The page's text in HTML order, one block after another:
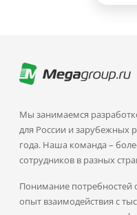
Мы занимаемся
для России и зарубежных
года. Наша команда –
сотрудников в разных
Понимание потребностей
опыт взаимодействия с